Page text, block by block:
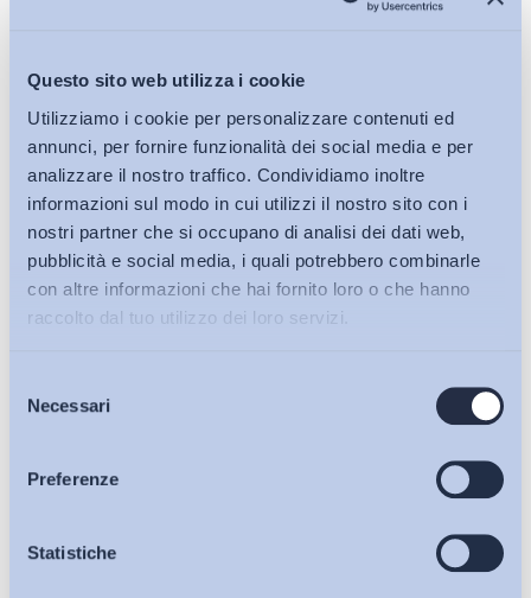
Questo sito web utilizza i cookie
Utilizziamo i cookie per personalizzare contenuti ed
annunci, per fornire funzionalità dei social media e per
analizzare il nostro traffico. Condividiamo inoltre
informazioni sul modo in cui utilizzi il nostro sito con i
nostri partner che si occupano di analisi dei dati web,
pubblicità e social media, i quali potrebbero combinarle
con altre informazioni che hai fornito loro o che hanno
raccolto dal tuo utilizzo dei loro servizi.
delNecessari
Preferenze
Statistiche
Bollettini ADAPT
Articoli
Osservatori
Iscriviti alla Newsletter